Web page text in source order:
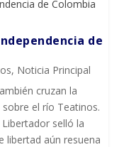
de
, Noticia Principal
cruzan la
el río Teatinos.
selló la
libertad aún resuena